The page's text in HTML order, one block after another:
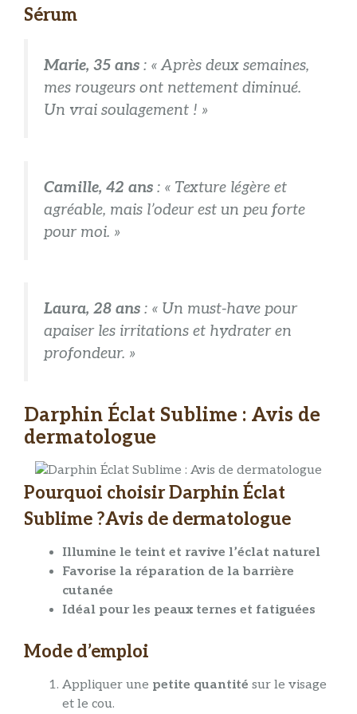
Sérum
Marie, 35 ans : « Après deux semaines,
mes rougeurs ont nettement diminué.
Un vrai soulagement ! »
Camille, 42 ans : « Texture légère et
agréable, mais l’odeur est un peu forte
pour moi. »
Laura, 28 ans : « Un must-have pour
apaiser les irritations et hydrater en
profondeur. »
Darphin Éclat Sublime : Avis de
dermatologue
Pourquoi choisir Darphin Éclat
Sublime ?Avis de dermatologue
Illumine le teint et ravive l’éclat naturel
Favorise la réparation de la barrière
cutanée
Idéal pour les peaux ternes et fatiguées
Mode d’emploi
Appliquer une petite quantité sur le visage
et le cou.